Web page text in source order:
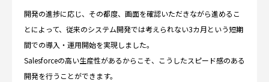
開発の進捗に応じ、その都度、画面を確認いただきながら進めるこ
とによって、従来のシステム開発では考えられない3カ月という短期
間での導入・運用開始を実現しました。
Salesforceの高い生産性があるからこそ、こうしたスピード感のある
開発を行うことができます。